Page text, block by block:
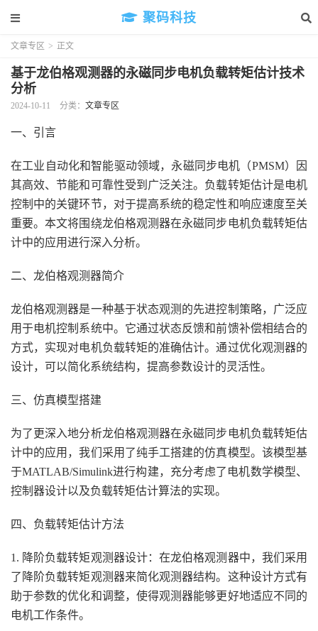
聚码科技
文章专区 > 正文
基于龙伯格观测器的永磁同步电机负载转矩估计技术
分析
2024-10-11 分类： 文章专区
一、引言
在工业自动化和智能驱动领域，永磁同步电机（PMSM）因
其高效、节能和可靠性受到广泛关注。负载转矩估计是电机
控制中的关键环节，对于提高系统的稳定性和响应速度至关
重要。本文将围绕龙伯格观测器在永磁同步电机负载转矩估
计中的应用进行深入分析。
二、龙伯格观测器简介
龙伯格观测器是一种基于状态观测的先进控制策略，广泛应
用于电机控制系统中。它通过状态反馈和前馈补偿相结合的
方式，实现对电机负载转矩的准确估计。通过优化观测器的
设计，可以简化系统结构，提高参数设计的灵活性。
三、仿真模型搭建
为了更深入地分析龙伯格观测器在永磁同步电机负载转矩估
计中的应用，我们采用了纯手工搭建的仿真模型。该模型基
于MATLAB/Simulink进行构建，充分考虑了电机数学模型、
控制器设计以及负载转矩估计算法的实现。
四、负载转矩估计方法
1. 降阶负载转矩观测器设计：在龙伯格观测器中，我们采用
了降阶负载转矩观测器来简化观测器结构。这种设计方式有
助于参数的优化和调整，使得观测器能够更好地适应不同的
电机工作条件。